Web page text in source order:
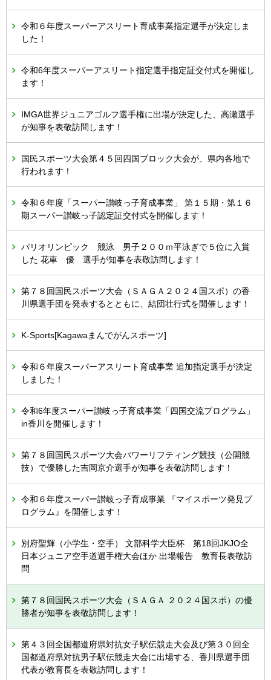
令和６年度スーパーアスリート育成事業指定選手が決定しま
した！
令和6年度スーパーアスリート指定選手指定証交付式を開催し
ます！
IMGA世界ジュニアゴルフ選手権に出場が決定した、高瀬選手
が知事を表敬訪問します！
国民スポーツ大会第４５回四国ブロック大会が、県内各地で
行われます！
令和６年度「スーパー讃岐っ子育成事業」 第１５期・第１６
期スーパー讃岐っ子認定証交付式を開催します！
パリオリンピック 競泳 男子２００ｍ平泳ぎで５位に入賞
した 花車 優 選手が知事を表敬訪問します！
第７８回国民スポーツ大会（ＳＡＧＡ２０２４国スポ）の香
川県選手団を発表するとともに、結団壮行式を開催します！
K-Sports[Kagawaまんでがんスポーツ]
令和６年度スーパーアスリート育成事業 追加指定選手が決定
しました！
令和6年度スーパー讃岐っ子育成事業「四国交流プログラム」
in香川を開催します！
第７８回国民スポーツ大会パワーリフティング競技（公開競
技）で優勝した吉岡京介選手が知事を表敬訪問します！
令和６年度スーパー讃岐っ子育成事業 『マイスポーツ発見プ
ログラム』を開催します！
別府聖輝（小学生・空手） 文部科学大臣杯 第18回JKJO全
日本ジュニア空手道選手権大会ほか 出場報告 教育長表敬訪
問
第７８回国民スポーツ大会（ＳＡＧＡ ２０２４国スポ）の優
勝者が知事を表敬訪問します！
第４３回全国都道府県対抗女子駅伝競走大会及び第３０回全
国都道府県対抗男子駅伝競走大会に出場する、香川県選手団
代表が教育長を表敬訪問します！